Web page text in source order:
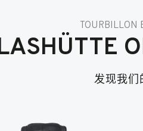
TOURBILLON
发现我们